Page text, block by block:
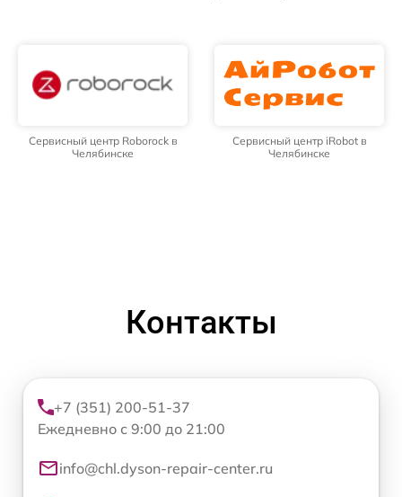
Сервисный центр Roborock в
Челябинске
Сервисный центр iRobot в
Челябинске
Контакты
+7 (351) 200-51-37
Ежедневно с 9:00 до 21:00
info@chl.dyson-repair-center.ru